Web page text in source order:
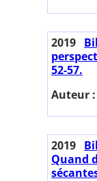
2019
52-57.
Auteur :
2019
Quand